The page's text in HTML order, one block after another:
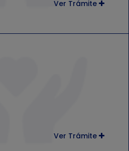
Ver Trámite
Ver Trámite